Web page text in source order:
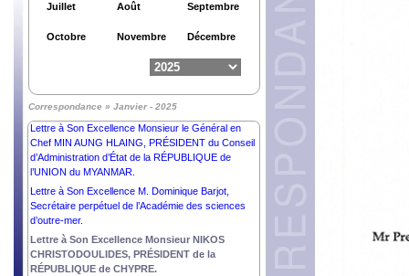
Juillet Août Septembre
Octobre Novembre Décembre
Correspondance » Janvier - 2025
AL SISI, PRÉSIDENT de la RÉPUBLIQUE ARABE
Lettre à Son Excellence Dr Devyani Khobragade,
Ancienne Ambassadrice Extraordinaire et
Plénipotentiaire de la République de l’Inde auprès du
Royaume du Cambodge.
Lettre à Son Excellence Monsieur le Général en
Chef MIN AUNG HLAING, PRÉSIDENT du Conseil
d’Administration d’État de la RÉPUBLIQUE de
l’UNION du MYANMAR.
Lettre à Son Excellence M. Dominique Barjot,
Secrétaire perpétuel de l’Académie des sciences
d’outre-mer.
Lettre à Son Excellence Monsieur NIKOS
CHRISTODOULIDES, PRÉSIDENT de la
RÉPUBLIQUE de CHYPRE.